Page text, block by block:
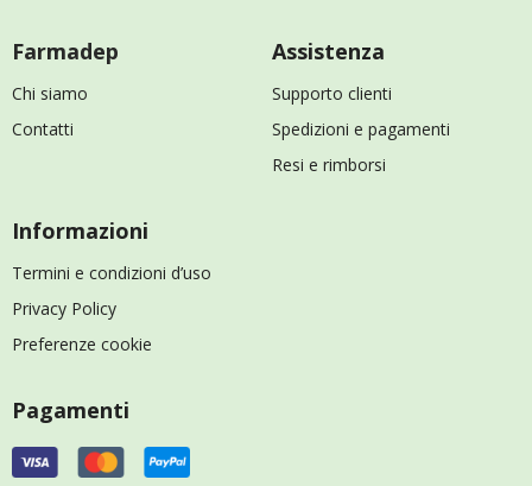
Farmadep
Chi siamo
Contatti
Assistenza
Supporto clienti
Spedizioni e pagamenti
Resi e rimborsi
Informazioni
Termini e condizioni d’uso
Privacy Policy
Preferenze cookie
Pagamenti